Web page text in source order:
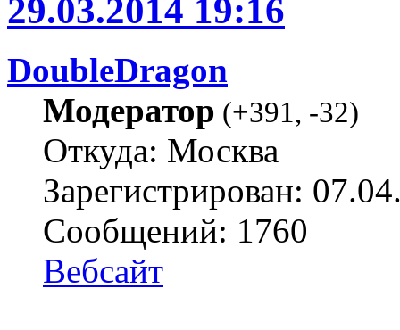
29.03.2014 19:16
DoubleDragon
Модератор (+391, -32)
Откуда: Москва
Зарегистрирован:
Сообщений: 1760
Вебсайт